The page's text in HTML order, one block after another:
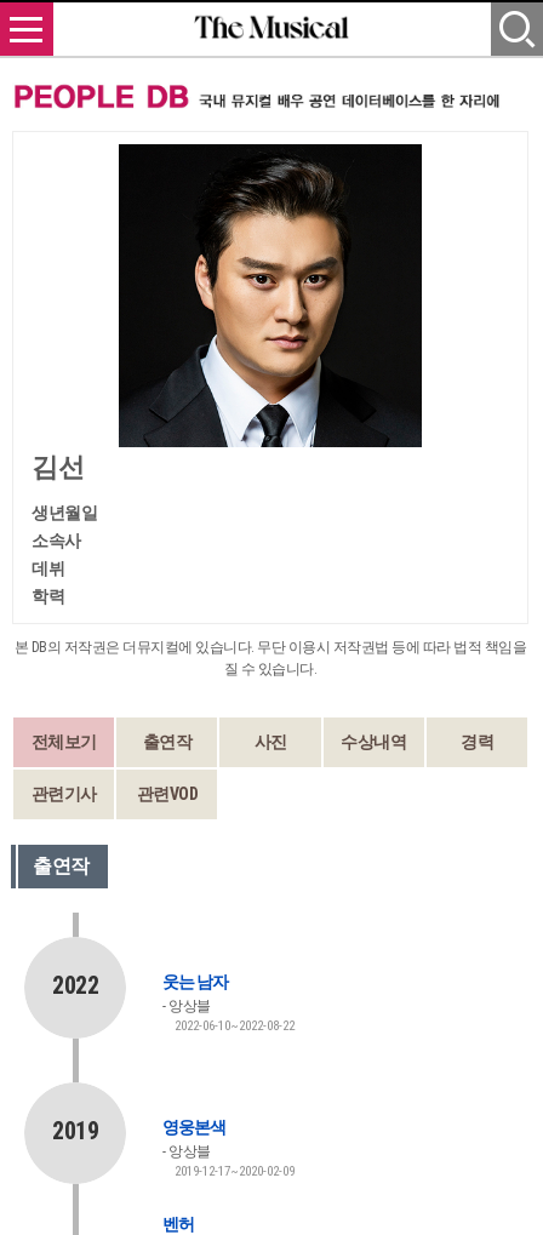
김선
생년월일
소속사
데뷔
학력
본 DB의 저작권은 더뮤지컬에 있습니다. 무단 이용시 저작권법 등에 따라 법적 책임을
질 수 있습니다.
전체보기 출연작 사진 수상내역 경력
관련기사 관련VOD
출연작
2022 웃는 남자
앙상블
2022-06-10~2022-08-22
2019 영웅본색
앙상블
2019-12-17~2020-02-09
벤허